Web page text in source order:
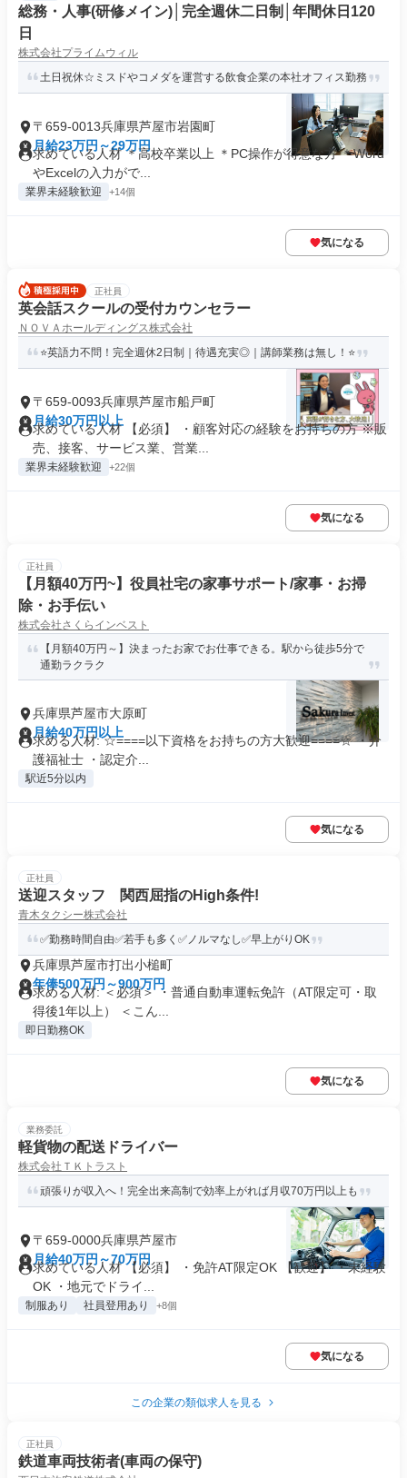
総務・人事(研修メイン)│完全週休二日制│年間休日120
日
株式会社プライムウィル
土日祝休☆ミスドやコメダを運営する飲食企業の本社オフィス勤務
〒659-0013兵庫県芦屋市岩園町
月給23万円～29万円
求めている人材 ＊高校卒業以上 ＊PC操作が得意な方 ＊Word
やExcelの入力がで...
業界未経験歓迎 +14個
気になる
正社員
英会話スクールの受付カウンセラー
ＮＯＶＡホールディングス株式会社
⭐英語力不問！完全週休2日制｜待遇充実◎｜講師業務は無し！⭐
〒659-0093兵庫県芦屋市船戸町
月給30万円以上
求めている人材 【必須】 ・顧客対応の経験をお持ちの方 ※販
売、接客、サービス業、営業...
業界未経験歓迎 +22個
気になる
正社員
【月額40万円~】役員社宅の家事サポート/家事・お掃
除・お手伝い
株式会社さくらインベスト
【月額40万円～】決まったお家でお仕事できる。駅から徒歩5分で
通勤ラクラク
兵庫県芦屋市大原町
月給40万円以上
求める人材: ☆====以下資格をお持ちの方大歓迎====☆ ・介
護福祉士 ・認定介...
駅近5分以内
気になる
正社員
送迎スタッフ 関西屈指のHigh条件!
青木タクシー株式会社
✅️勤務時間自由✅️若手も多く✅️ノルマなし✅️早上がりOK
兵庫県芦屋市打出小槌町
年俸500万円～900万円
求める人材: ＜必須＞ ・普通自動車運転免許（AT限定可・取
得後1年以上） ＜こん...
即日勤務OK
気になる
業務委託
軽貨物の配送ドライバー
株式会社ＴＫトラスト
頑張りが収入へ！完全出来高制で効率上がれば月収70万円以上も
〒659-0000兵庫県芦屋市
月給40万円～70万円
求めている人材 【必須】 ・免許AT限定OK 【歓迎】 ・未経験
OK ・地元でドライ...
制服あり 社員登用あり +8個
気になる
この企業の類似求人を見る
正社員
鉄道車両技術者(車両の保守)